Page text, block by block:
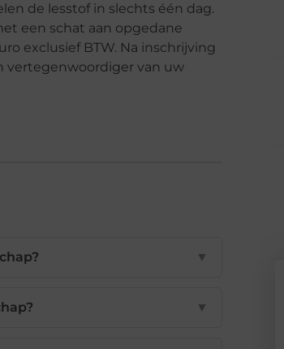
de lesstof in slechts één dag.
een schat aan opgedane
exclusief BTW. Na inschrijving
vertegenwoordiger van uw
▼
▼